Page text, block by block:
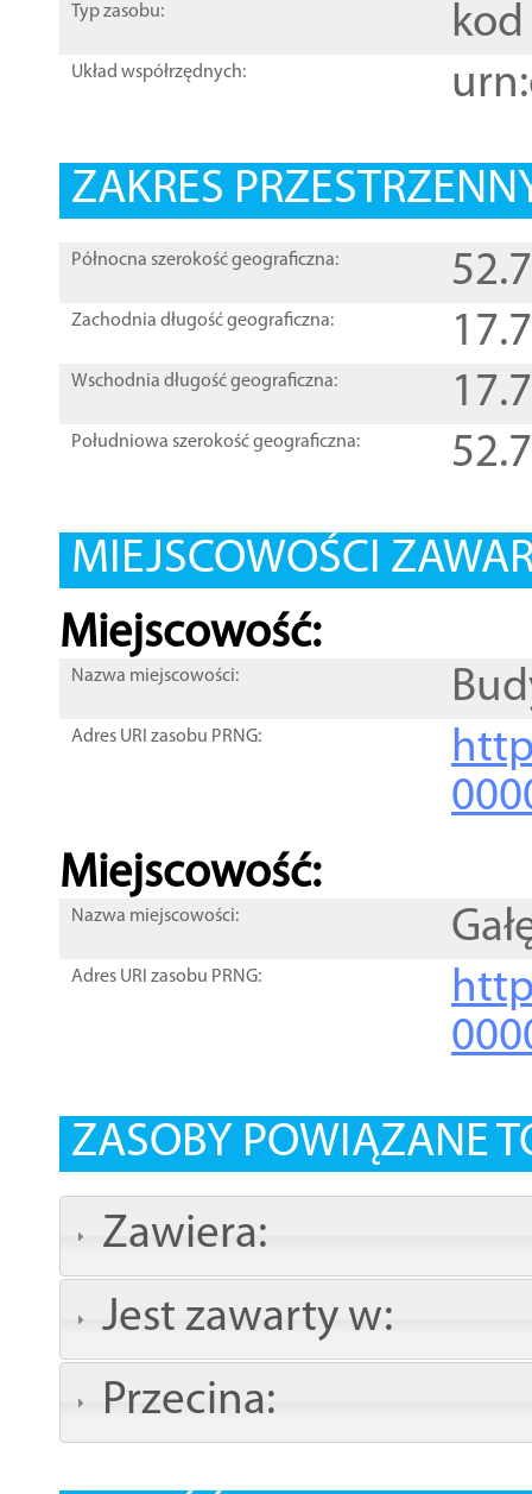
Typ zasobu: kod
Układ współrzędnych:
ZAKRES
Północna szerokość geograficzna:
Zachodnia długość geograficzna:
Wschodnia długość geograficzna:
Południowa szerokość geograficzna:
MIEJSCOWOŚCI
Miejscowość:
Nazwa miejscowości:
Adres URI zasobu PRNG:
Miejscowość:
Nazwa miejscowości:
Adres URI zasobu PRNG:
ZASOBY POWIĄZANE
Zawiera:
Jest zawarty w:
Przecina: